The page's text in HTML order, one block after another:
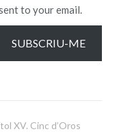
to your email.
SUBSCRIU-ME
XV. Cinc d’Oros